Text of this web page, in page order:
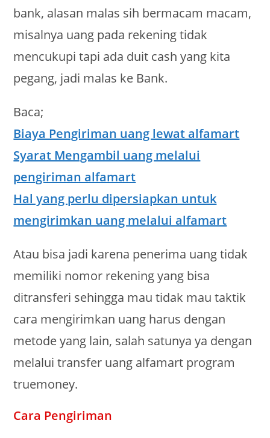
bank, alasan malas sih bermacam macam,
misalnya uang pada rekening tidak
mencukupi tapi ada duit cash yang kita
pegang, jadi malas ke Bank.
Baca;
Biaya Pengiriman uang lewat alfamart
Syarat Mengambil uang melalui
pengiriman alfamart
Hal yang perlu dipersiapkan untuk
mengirimkan uang melalui alfamart
Atau bisa jadi karena penerima uang tidak
memiliki nomor rekening yang bisa
ditransferi sehingga mau tidak mau taktik
cara mengirimkan uang harus dengan
metode yang lain, salah satunya ya dengan
melalui transfer uang alfamart program
truemoney.
Cara Pengiriman